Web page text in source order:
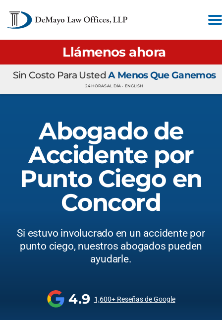
Llámenos ahora
Sin Costo Para UstedA Menos Que Ganemos
24 HORAS AL DÍA • ENGLISH
Abogado de
Accidente por
Punto Ciego en
Concord
Si estuvo involucrado en un accidente por
punto ciego, nuestros abogados pueden
ayudarle.
4.9 1,600+ Reseñas de Google